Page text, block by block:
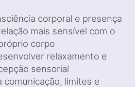
corporal e presença
mais sensível com o
corpo
relaxamento e
sensorial
comunicação, limites e